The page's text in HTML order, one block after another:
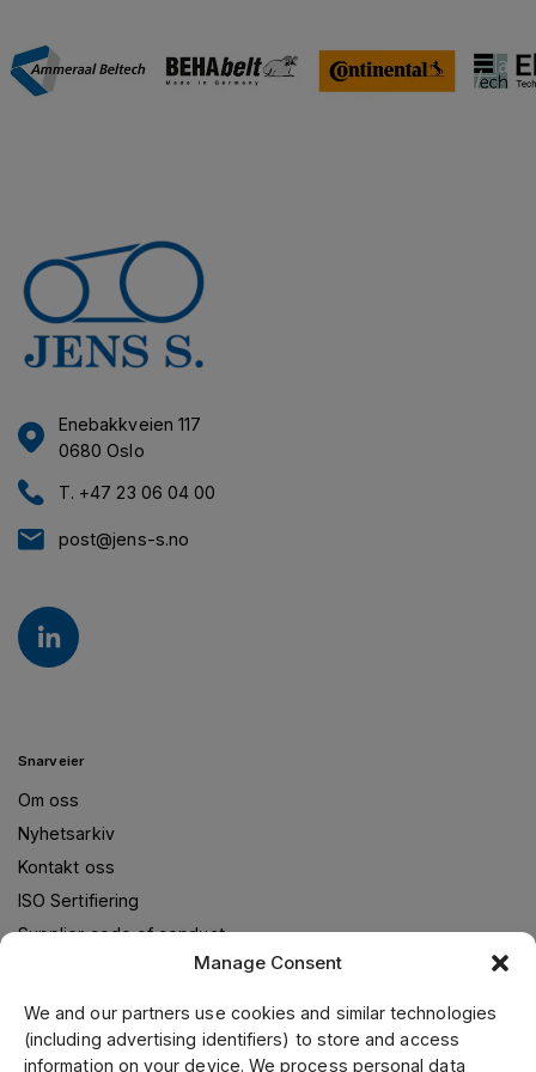
Manage Consent
We and our partners use cookies and similar technologies
(including advertising identifiers) to store and access
information on your device. We process personal data
Enebakkveien 117
0680 Oslo
T. +47 23 06 04 00
post@jens-s.no
Snarveier
Om oss
Nyhetsarkiv
Kontakt oss
ISO Sertifiering
Supplier code of conduct
Om oss